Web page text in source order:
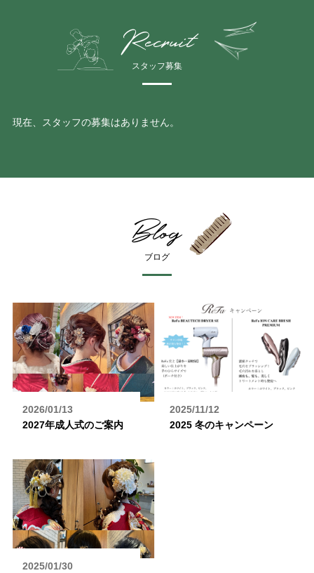
Recruit
スタッフ募集
現在、スタッフの募集はありません。
Blog
ブログ
2026/01/13
2027年成人式のご案内
2025/11/12
2025 冬のキャンペーン
2025/01/30